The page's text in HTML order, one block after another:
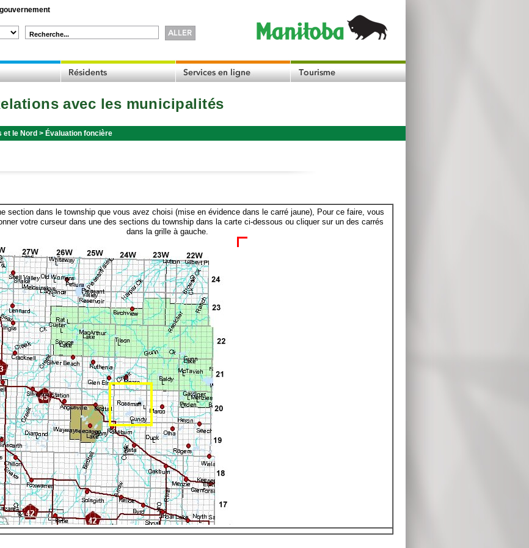
Recherche...
avec les municipalités
et le Nord > Évaluation foncière
section dans le township que vous avez choisi (mise en évidence dans le carré jaune), Pour ce faire, vous
votre curseur dans une des sections du township dans la carte ci-dessous ou cliquer sur un des carrés
dans la grille à gauche.